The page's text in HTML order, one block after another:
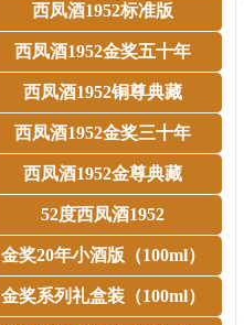
西凤酒1952标准版
西凤酒1952金奖五十年
西凤酒1952铜尊典藏
西凤酒1952金奖三十年
西凤酒1952金尊典藏
52度西凤酒1952
金奖20年小酒版（100ml）
金奖系列礼盒装（100ml）